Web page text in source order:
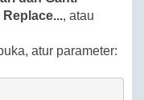
Replace..., atau
atur parameter: